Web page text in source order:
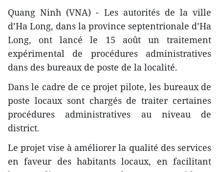
Quang Ninh (VNA) - Les autorités de la ville
d’Ha Long, dans la province septentrionale d’Ha
Long, ont lancé le 15 août un traitement
expérimental de procédures administratives
dans des bureaux de poste de la localité.
Dans le cadre de ce projet pilote, les bureaux de
poste locaux sont chargés de traiter certaines
procédures administratives au niveau de
district.
Le projet vise à améliorer la qualité des services
en faveur des habitants locaux, en facilitant